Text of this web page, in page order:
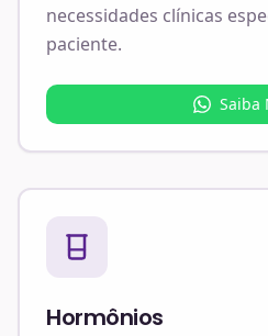
necessidades clínicas
paciente.
Saiba
Hormônios